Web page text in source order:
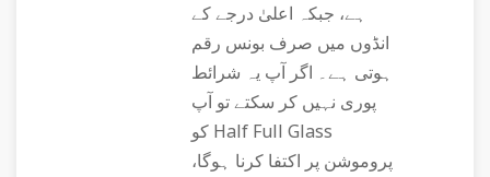
ہے، جبکہ اعلیٰ درجے کے
انڈوں میں صرف بونس رقم
ہوتی ہے۔ اگر آپ یہ شرائط
پوری نہیں کر سکتے تو آپ
کو Half Full Glass
پروموشن پر اکتفا کرنا ہوگا،